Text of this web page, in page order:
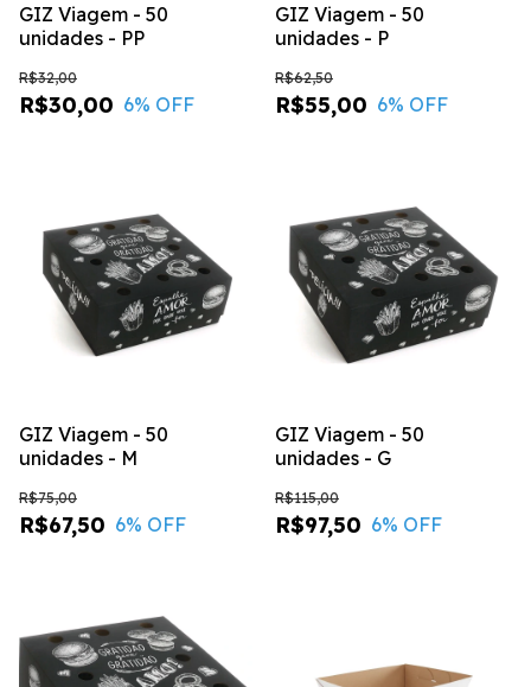
GIZ Viagem - 50
unidades - PP
R$30,00
R$32,00
6% OFF
GIZ Viagem - 50
unidades - P
R$55,00
R$62,50
6% OFF
GIZ Viagem - 50
unidades - M
R$67,50
R$75,00
6% OFF
GIZ Viagem - 50
unidades - G
R$97,50
R$115,00
6% OFF